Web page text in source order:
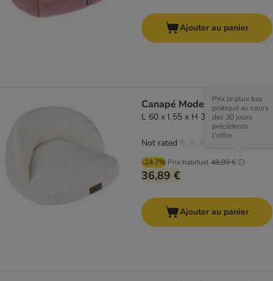
Ajouter au panier
Canapé Modern Living Hella
L 60 x l 55 x H 32 cm
-24.7% Prix habituel48,99 €
Prix le plus bas
pratiqué au cours
des 30 jours
précédents
l'offre.
36,89 €
Not rated
Ajouter au panier